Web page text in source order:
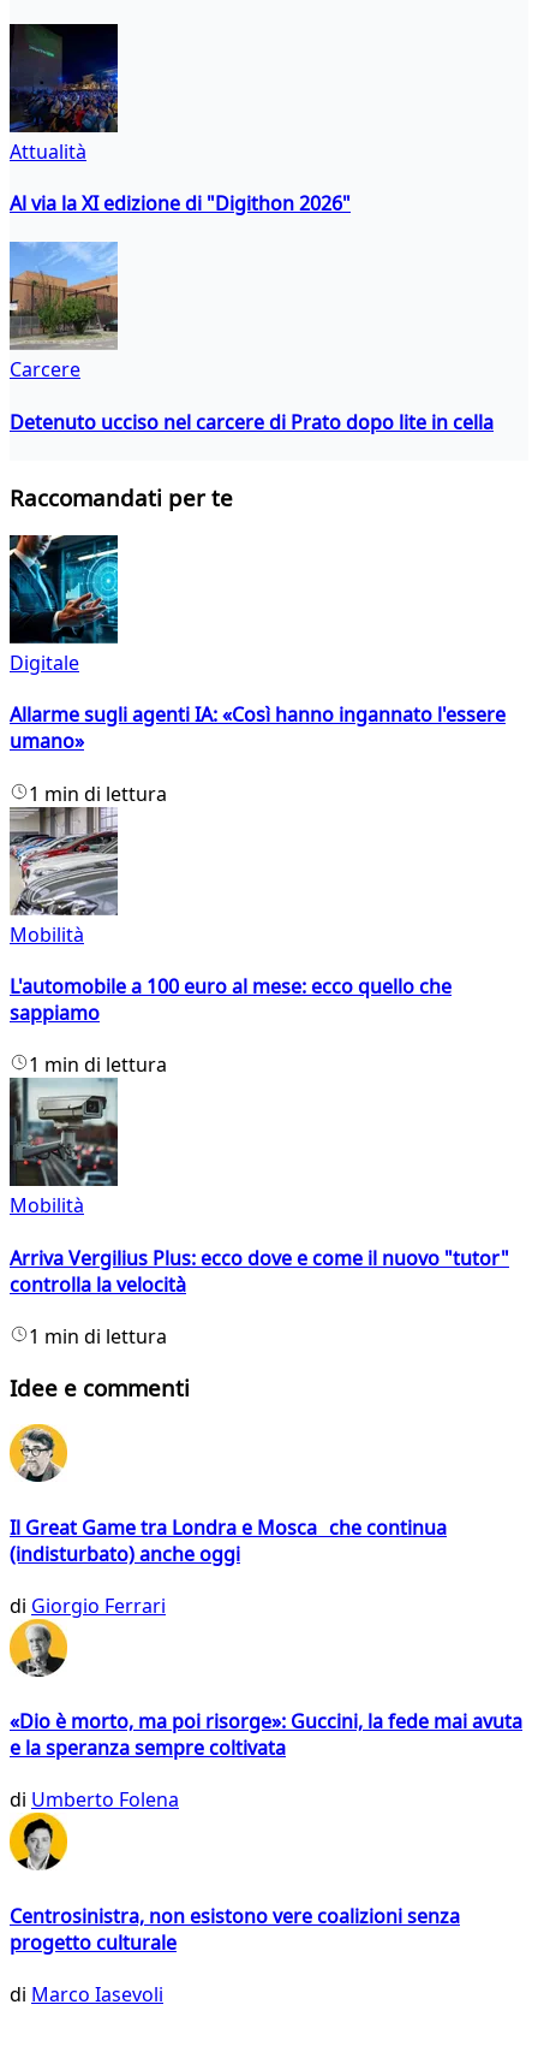
Attualità
Al via la XI edizione di "Digithon 2026"
Carcere
Detenuto ucciso nel carcere di Prato dopo lite in cella
Raccomandati per te
Digitale
Allarme sugli agenti IA: «Così hanno ingannato l'essere
umano»
1 min di lettura
Mobilità
L'automobile a 100 euro al mese: ecco quello che
sappiamo
1 min di lettura
Mobilità
Arriva Vergilius Plus: ecco dove e come il nuovo "tutor"
controlla la velocità
1 min di lettura
Idee e commenti
Il Great Game tra Londra e Mosca che continua
(indisturbato) anche oggi
di Giorgio Ferrari
«Dio è morto, ma poi risorge»: Guccini, la fede mai avuta
e la speranza sempre coltivata
di Umberto Folena
Centrosinistra, non esistono vere coalizioni senza
progetto culturale
di Marco Iasevoli